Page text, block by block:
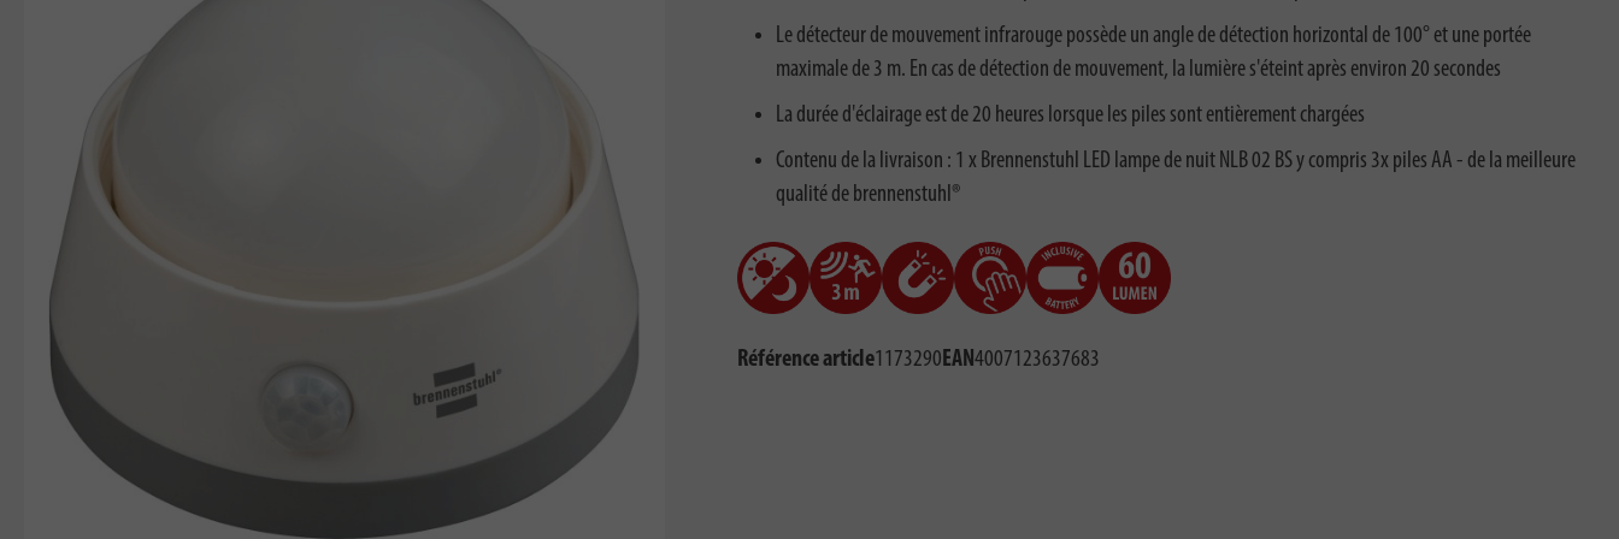
Le détecteur de mouvement infrarouge possède un angle de détection horizontal de 100° et une portée
maximale de 3 m. En cas de détection de mouvement, la lumière s'éteint après environ 20 secondes
La durée d'éclairage est de 20 heures lorsque les piles sont entièrement chargées
Contenu de la livraison : 1 x Brennenstuhl LED lampe de nuit NLB 02 BS y compris 3x piles AA - de la meilleure
qualité de brennenstuhl®
Référence article1173290EAN4007123637683